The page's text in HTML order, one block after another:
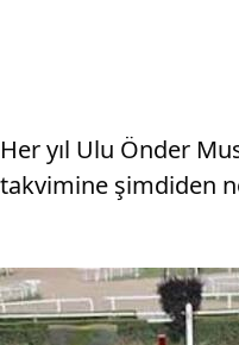
Her yıl Ulu Önder
takvimine şimdiden